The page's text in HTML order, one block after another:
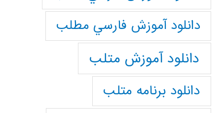
دانلود آموزش فارسي مطلب
دانلود آموزش متلب
دانلود برنامه متلب